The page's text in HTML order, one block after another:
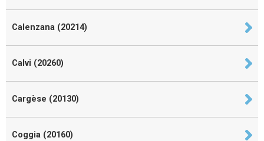
Calenzana (20214)
Calvi (20260)
Cargèse (20130)
Coggia (20160)